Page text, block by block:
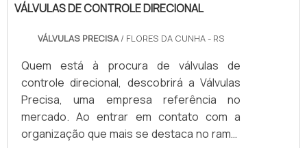
VÁLVULAS DE CONTROLE DIRECIONAL
VÁLVULAS PRECISA/ FLORES DA CUNHA - RS
Quem está à procura de válvulas de
controle direcional, descobrirá a Válvulas
Precisa, uma empresa referência no
mercado. Ao entrar em contato com a
organização que mais se destaca no ramo,